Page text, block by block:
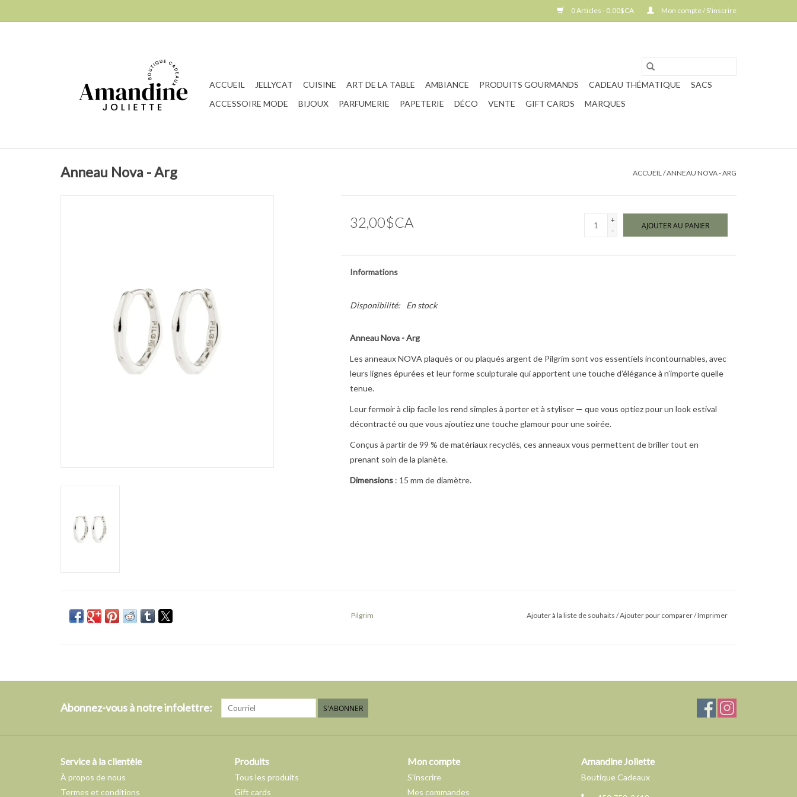
0 Articles - 0,00$CA Mon compte / S'inscrire
ACCUEIL JELLYCAT CUISINE ART DE LA TABLE AMBIANCE PRODUITS GOURMANDS CADEAU THÉMATIQUE
SACS
ACCESSOIRE MODE
BIJOUX PARFUMERIE PAPETERIE DÉCO VENTE GIFT CARDS MARQUES
Anneau Nova - Arg ACCUEIL/ANNEAU NOVA - ARG
32,00$CA
+
-
AJOUTER AU PANIER
Informations
Disponibilité: En stock
Anneau Nova - Arg
Les anneaux NOVA plaqués or ou plaqués argent de Pilgrim sont vos essentiels incontournables, avec
leurs lignes épurées et leur forme sculpturale qui apportent une touche d’élégance à n’importe quelle
tenue.
Leur fermoir à clip facile les rend simples à porter et à styliser — que vous optiez pour un look estival
décontracté ou que vous ajoutiez une touche glamour pour une soirée.
Conçus à partir de 99 % de matériaux recyclés, ces anneaux vous permettent de briller tout en
prenant soin de la planète.
Dimensions: 15 mm de diamètre.
Pilgrim Ajouter à la liste de souhaits /Ajouter pour comparer/Imprimer
Abonnez-vous à notre infolettre: S'ABONNER
Service à la clientèle
À propos de nous
Termes et conditions
Produits
Tous les produits
Gift cards
Mon compte
S'inscrire
Mes commandes
Amandine Joliette
Boutique Cadeaux